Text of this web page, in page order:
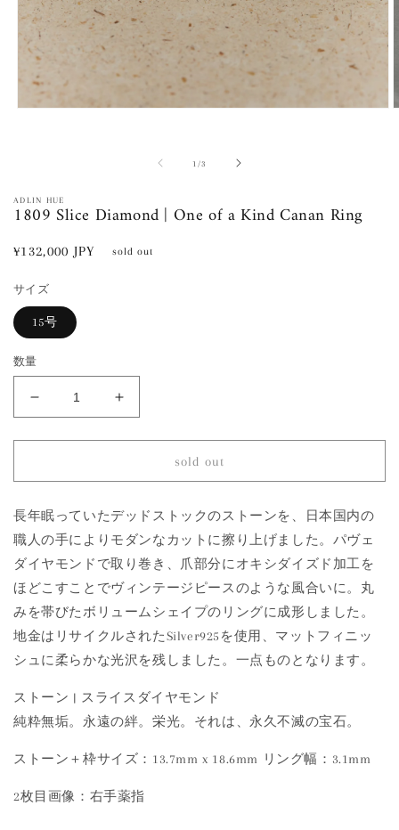
メ
デ
ア
(1)
開
く
1 /の3
ADLIN HUE
1809 Slice Diamond | One of a Kind Canan Ring
通
価
格
¥132,000 JPY sold out
サイズ
15号
数量
Slice
Diamond
One
a
Kind
Canan
Ring
の
数
量
を
ら
す
1809
Slice
Diamond
One
a
Kind
Canan
Ring
の
数
量
を
や
す
sold out
長年眠っていたデッドストックのストーンを、日本国内の
職人の手によりモダンなカットに擦り上げました。パヴェ
ダイヤモンドで取り巻き、爪部分にオキシダイズド加工を
ほどこすことでヴィンテージピースのような風合いに。丸
みを帯びたボリュームシェイプのリングに成形しました。
地金はリサイクルされたSilver925を使用、マットフィニッ
シュに柔らかな光沢を残しました。一点ものとなります。
ストーン | スライスダイヤモンド
純粋無垢。永遠の絆。栄光。それは、永久不滅の宝石。
ストーン＋枠サイズ：13.7mm x 18.6mm リング幅：3.1mm
2枚目画像：右手薬指